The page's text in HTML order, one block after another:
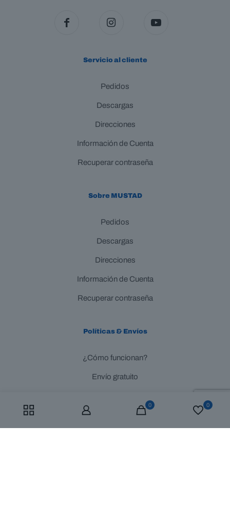
Servicio al cliente
Pedidos
Descargas
Direcciones
Información de Cuenta
Recuperar contraseña
Sobre MUSTAD
Pedidos
Descargas
Direcciones
Información de Cuenta
Recuperar contraseña
Políticas & Envíos
¿Cómo funcionan?
Envío gratuito
0 0